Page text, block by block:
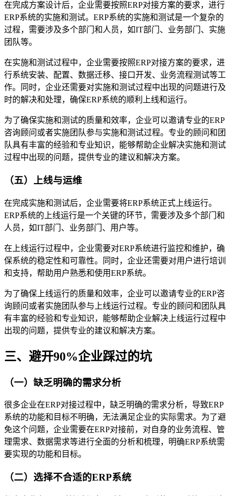
在完成方案设计后，企业需要按照ERP对接方案的要求，进行
ERP系统的实施和测试。ERP系统的实施和测试是一个复杂的
过程，需要涉及多个部门和人员，如IT部门、业务部门、实施
团队等。
在实施和测试过程中，企业需要按照ERP对接方案的要求，进
行系统安装、配置、数据迁移、接口开发、业务流程测试等工
作。同时，企业还需要对实施和测试过程中出现的问题进行及
时的解决和处理，确保ERP系统的顺利上线和运行。
为了确保实施和测试的质量和效率，企业可以邀请专业的ERP
咨询顾问或者实施团队参与实施和测试过程。专业的顾问和团
队具有丰富的经验和专业知识，能够帮助企业解决实施和测试
过程中出现的问题，提供专业的建议和解决方案。
（五）上线与运维
在完成实施和测试后，企业需要将ERP系统正式上线运行。
ERP系统的上线运行是一个关键的环节，需要涉及多个部门和
人员，如IT部门、业务部门、用户等。
在上线运行过程中，企业需要对ERP系统进行监控和维护，确
保系统的稳定性和可靠性。同时，企业还需要对用户进行培训
和支持，帮助用户熟悉和使用ERP系统。
为了确保上线运行的质量和效率，企业可以邀请专业的ERP咨
询顾问或者实施团队参与上线运行过程。专业的顾问和团队具
有丰富的经验和专业知识，能够帮助企业解决上线运行过程中
出现的问题，提供专业的建议和解决方案。
三、避开90%企业踩过的坑
（一）缺乏明确的需求分析
很多企业在ERP对接过程中，缺乏明确的需求分析，导致ERP
系统的功能和目标不明确，无法满足企业的实际需求。为了避
免这个问题，企业需要在ERP对接前，对自身的业务流程、管
理需求、数据需求等进行全面的分析和梳理，明确ERP系统需
要实现的功能和目标。
（二）选择不合适的ERP系统